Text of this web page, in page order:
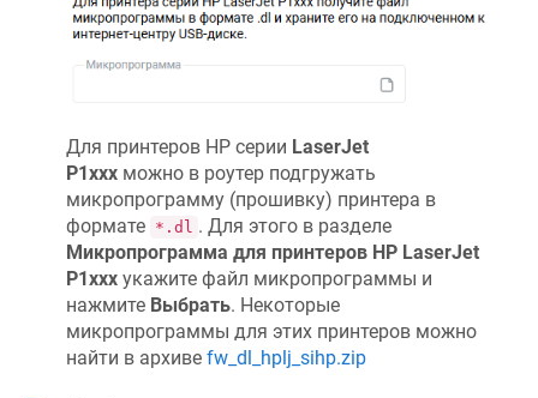
Для принтеров HP серии LaserJet
P1xxx можно в роутер подгружать
микропрограмму (прошивку) принтера в
формате *.dl . Для этого в разделе
Микропрограмма для принтеров HP LaserJet
P1xxx укажите файл микропрограммы и
нажмите Выбрать. Некоторые
микропрограммы для этих принтеров можно
найти в архиве fw_dl_hplj_sihp.zip